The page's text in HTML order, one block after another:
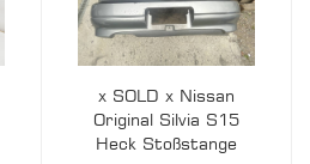
x SOLD x Nissan
Original Silvia S15
Heck Stoßstange